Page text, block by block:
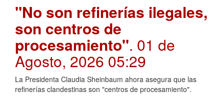
"No son refinerías ilegales,
son centros de
procesamiento". 01 de
Agosto, 2026 05:29
La Presidenta Claudia Sheinbaum ahora asegura que las
refinerías clandestinas son "centros de procesamiento".